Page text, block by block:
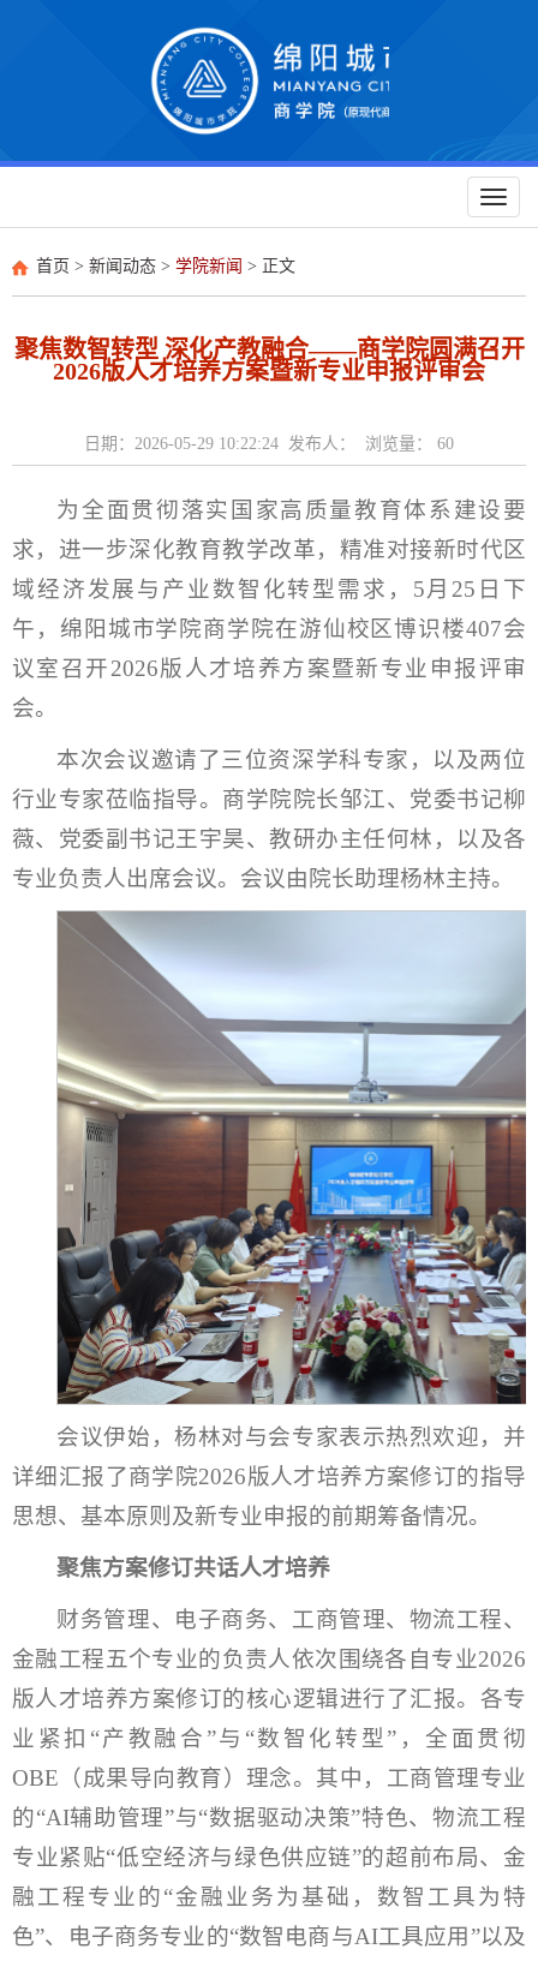
Toggle
首页 > 新闻动态 > 学院新闻 > 正文
聚焦数智转型 深化产教融合——商学院圆满召开
2026版人才培养方案暨新专业申报评审会
日期：2026-05-29 10:22:24 发布人： 浏览量： 60
为全面贯彻落实国家高质量教育体系建设要
求，进一步深化教育教学改革，精准对接新时代区
域经济发展与产业数智化转型需求，5月25日下
午，绵阳城市学院商学院在游仙校区博识楼407会
议室召开2026版人才培养方案暨新专业申报评审
会。
本次会议邀请了三位资深学科专家，以及两位
行业专家莅临指导。商学院院长邹江、党委书记柳
薇、党委副书记王宇昊、教研办主任何林，以及各
专业负责人出席会议。会议由院长助理杨林主持。
会议伊始，杨林对与会专家表示热烈欢迎，并
详细汇报了商学院2026版人才培养方案修订的指导
思想、基本原则及新专业申报的前期筹备情况。
聚焦方案修订共话人才培养
财务管理、电子商务、工商管理、物流工程、
金融工程五个专业的负责人依次围绕各自专业2026
版人才培养方案修订的核心逻辑进行了汇报。各专
业紧扣“产教融合”与“数智化转型”，全面贯彻
OBE（成果导向教育）理念。其中，工商管理专业
的“AI辅助管理”与“数据驱动决策”特色、物流工程
专业紧贴“低空经济与绿色供应链”的超前布局、金
融工程专业的“金融业务为基础，数智工具为特
色”、电子商务专业的“数智电商与AI工具应用”以及